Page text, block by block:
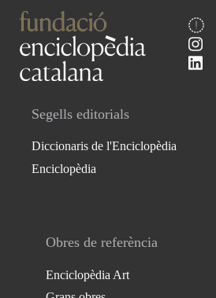
Segells editorials
Diccionaris de l'Enciclopèdia
Enciclopèdia
Obres de referència
Enciclopèdia Art